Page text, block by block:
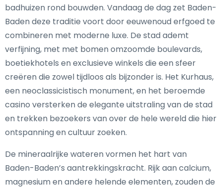
badhuizen rond bouwden. Vandaag de dag zet Baden-
Baden deze traditie voort door eeuwenoud erfgoed te
combineren met moderne luxe. De stad ademt
verfijning, met met bomen omzoomde boulevards,
boetiekhotels en exclusieve winkels die een sfeer
creëren die zowel tijdloos als bijzonder is. Het Kurhaus,
een neoclassicistisch monument, en het beroemde
casino versterken de elegante uitstraling van de stad
en trekken bezoekers van over de hele wereld die hier
ontspanning en cultuur zoeken.
De mineraalrijke wateren vormen het hart van
Baden-Baden’s aantrekkingskracht. Rijk aan calcium,
magnesium en andere helende elementen, zouden de